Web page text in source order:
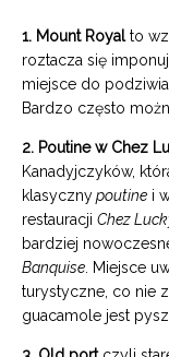
1. Mount Royalto
roztacza się
miejsce do
Bardzo często
2. Poutine w Chez
Kanadyjczyków,
klasycznypoutine i
restauracji Chez
bardziej
Banquise . Miejsce
turystyczne, co nie
guacamole jest